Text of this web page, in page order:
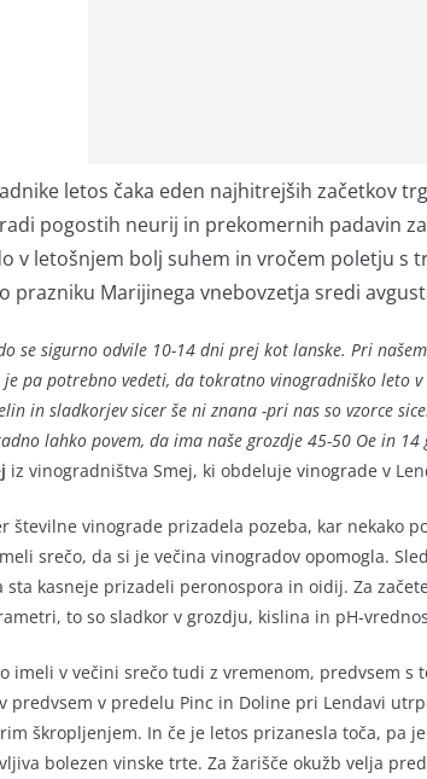
letos čaka eden najhitrejših začetkov
pogostih neurij in prekomernih padavin
v letošnjem bolj suhem in vročem poletju s
prazniku Marijinega vnebovzetja sredi
se sigurno odvile 10-14 dni prej kot lanske. Pri
pa potrebno vedeti, da tokratno vinogradniško leto
in sladkorjev sicer še ni znana -pri nas so vzorce
lahko povem, da ima naše grozdje 45-50 Oe in
iz vinogradništva Smej, ki obdeluje vinograde v
številne vinograde prizadela pozeba, kar nekako
srečo, da si je večina vinogradov opomogla.
sta kasneje prizadeli peronospora in oidij. Za
to so sladkor v grozdju, kislina in pH-
imeli v večini srečo tudi z vremenom, predvsem s
predvsem v predelu Pinc in Doline pri Lendavi
škropljenjem. In če je letos prizanesla toča, pa
bolezen vinske trte. Za žarišče okužb velja